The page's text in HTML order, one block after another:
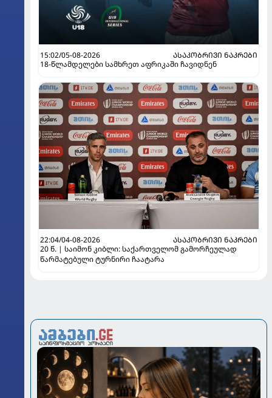
15:02/05-08-2026
ᲐᲡᲐᲙᲝᲑᲠᲘᲕᲘ ᲜᲐᲙᲠᲔᲑᲘ
18-წლამდელები სამხრეთ აფრიკაში ჩავიდნენ
22:04/04-08-2026
ᲐᲡᲐᲙᲝᲑᲠᲘᲕᲘ ᲜᲐᲙᲠᲔᲑᲘ
20 წ. | საიმონ კიბლი: საქართველომ გამორჩეულად
წარმატებული ტურნირი ჩაატარა